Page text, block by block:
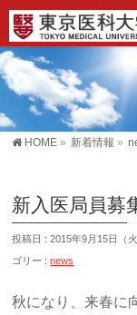
HOME » 新着情報 »
新入医局員募
投稿日 : 2015年9月15日（
ゴリー :news
秋になり、来春に